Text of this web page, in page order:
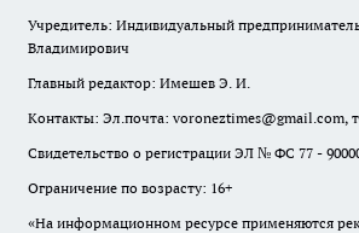
Учредитель: Индивидуальный
Владимирович
Главный редактор: Имешев Э. И.
Контакты: Эл.почта: voroneztimes@gmail.com,
Свидетельство о регистрации ЭЛ № ФС 77 -
Ограничение по возрасту: 16+
«На информационном ресурсе применяются